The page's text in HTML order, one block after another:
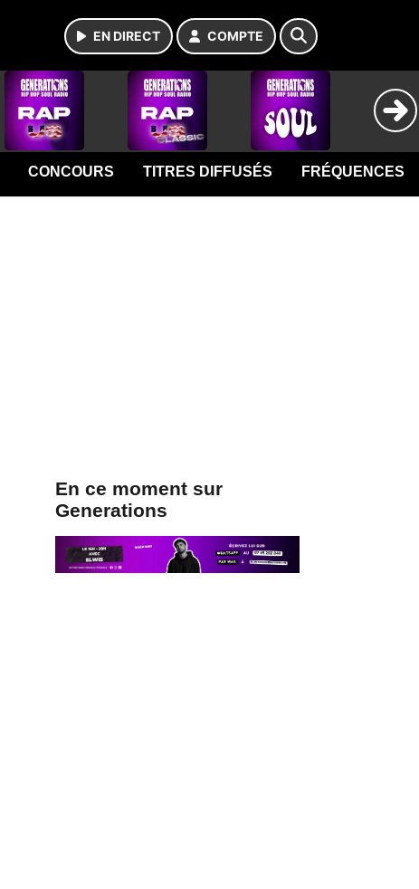
EN DIRECT COMPTE
CONCOURS TITRES DIFFUSÉS FRÉQUENCES
En ce moment sur
Generations